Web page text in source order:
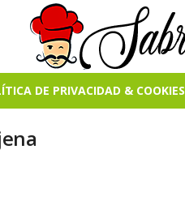
DE PRIVACIDAD & COOKIES